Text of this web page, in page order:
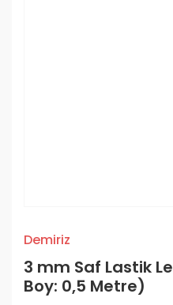
Demiriz
3 mm Saf Lastik
Boy: 0,5 Metre)